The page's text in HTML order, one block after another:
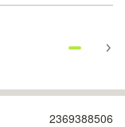
2369388506